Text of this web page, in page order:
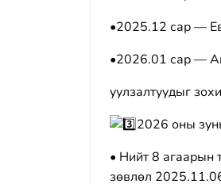
•2025.12 сар —
•2026.01 сар —
уулзалтуудыг
2026 оны
• Нийт 8 агаарын
зөвлөл